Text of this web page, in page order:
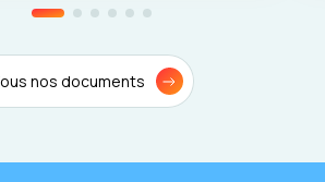
nos documents